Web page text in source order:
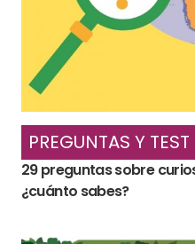
PREGUNTAS Y TEST
29 preguntas sobre
¿cuánto sabes?